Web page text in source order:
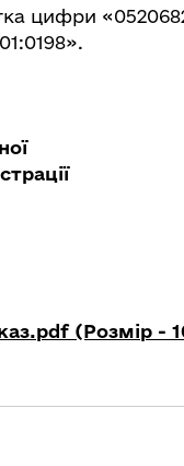
цифри
(Розмір -